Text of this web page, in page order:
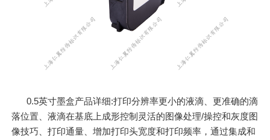
0.5英寸墨盒产品详细:打印分辨率更小的液滴、更准确的滴
落位置、液滴在基底上成形控制灵活的图像处理/操控和灰度图
像技巧、打印通量、增加打印头宽度和打印频率，通过集成和